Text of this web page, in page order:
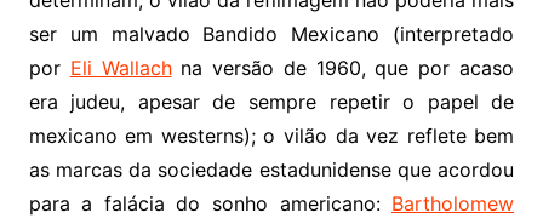
ser um malvado Bandido Mexicano (interpretado
por Eli Wallachna versão de 1960, que por acaso
era judeu, apesar de sempre repetir o papel de
mexicano em westerns); o vilão da vez reflete bem
as marcas da sociedade estadunidense que acordou
para a falácia do sonho americano: Bartholomew